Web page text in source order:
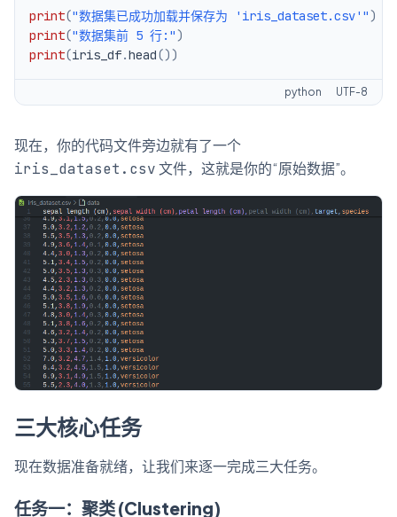
print("数据集已成功加载并保存为 'iris_dataset.csv'")
print("数据集前 5 行:")
print(iris_df.head())
python UTF-8
现在，你的代码文件旁边就有了一个
iris_dataset.csv文件，这就是你的“原始数据”。
三大核心任务
现在数据准备就绪，让我们来逐一完成三大任务。
任务一：聚类 (Clustering)